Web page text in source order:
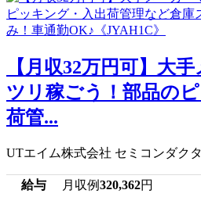
【月収32万円可】大
ツリ稼ごう！部品の
荷管...
UTエイム株式会社 セミコンダク
給与 月収例320,362円